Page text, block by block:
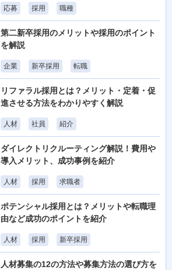
応募 採用 職種
第二新卒採用のメリットや採用のポイント
を解説
企業 新卒採用 転職
リファラル採用とは？メリット・定着・促
進させる方法をわかりやすく解説
人材 社員 紹介
ダイレクトリクルーティング解説！費用や
導入メリット、成功事例を紹介
人材 採用 求職者
ポテンシャル採用とは？メリットや転職理
由など成功のポイントを紹介
人材 採用 新卒採用
人材募集の12の方法や募集方法の選び方を